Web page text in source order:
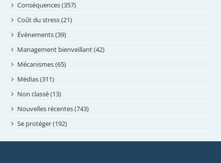
juillet 2024
juin 2024
mai 2024
avril 2024
février 2024
janvier 2024
novembre 2023
octobre 2023
septembre 2023
Conséquences (357)
Coût du stress (21)
Évènements (39)
Management bienveillant (42)
Mécanismes (65)
Médias (311)
Non classé (13)
Nouvelles récentes (743)
Se protéger (192)